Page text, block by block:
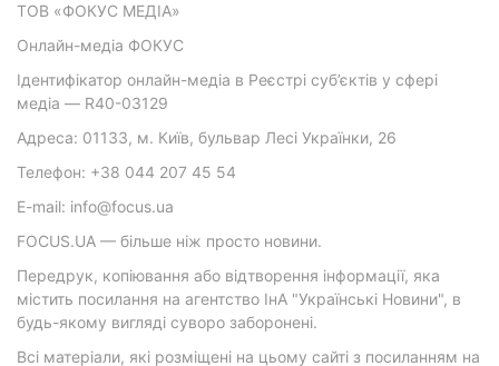
ТОВ «ФОКУС МЕДІА»
Онлайн-медіа ФОКУС
Ідентифікатор онлайн-медіа в Реєстрі суб’єктів у сфері
медіа — R40-03129
Адреса: 01133, м. Київ, бульвар Лесі Українки, 26
Телефон: +38 044 207 45 54
E-mail: info@focus.ua
FOCUS.UA — більше ніж просто новини.
Передрук, копіювання або відтворення інформації, яка
містить посилання на агентство ІнА "Українські Новини", в
будь-якому вигляді суворо заборонені.
Всі матеріали, які розміщені на цьому сайті з посиланням на